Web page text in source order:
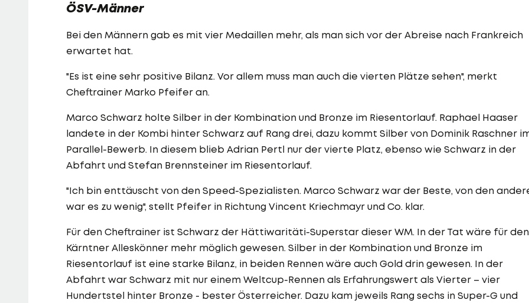
ÖSV-Männer
Bei den Männern gab es mit vier Medaillen mehr, als man sich vor der Abreise nach Frankreich
erwartet hat.
"Es ist eine sehr positive Bilanz. Vor allem muss man auch die vierten Plätze sehen", merkt
Cheftrainer Marko Pfeifer an.
Marco Schwarz holte Silber in der Kombination und Bronze im Riesentorlauf. Raphael Haaser
landete in der Kombi hinter Schwarz auf Rang drei, dazu kommt Silber von Dominik Raschner
Parallel-Bewerb. In diesem blieb Adrian Pertl nur der vierte Platz, ebenso wie Schwarz in der
Abfahrt und Stefan Brennsteiner im Riesentorlauf.
"Ich bin enttäuscht von den Speed-Spezialisten. Marco Schwarz war der Beste, von den
war es zu wenig", stellt Pfeifer in Richtung Vincent Kriechmayr und Co. klar.
Für den Cheftrainer ist Schwarz der Hättiwaritäti-Superstar dieser WM. In der Tat wäre für den
Kärntner Alleskönner mehr möglich gewesen. Silber in der Kombination und Bronze im
Riesentorlauf ist eine starke Bilanz, in beiden Rennen wäre auch Gold drin gewesen. In der
Abfahrt war Schwarz mit nur einem Weltcup-Rennen als Erfahrungswert als Vierter – vier
Hundertstel hinter Bronze - bester Österreicher. Dazu kam jeweils Rang sechs in Super-G und